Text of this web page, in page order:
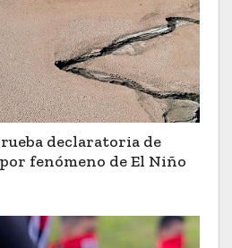
declaratoria de
fenómeno de El Niño